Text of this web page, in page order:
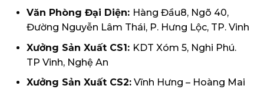
Văn Phòng Đại Diện: Hàng Đầu8, Ngõ 40,
Đường Nguyễn Lâm Thái, P. Hưng Lộc, TP. Vinh
Xưởng Sản Xuất CS1: KDT Xóm 5, Nghi Phú.
TP Vinh, Nghệ An
Xưởng Sản Xuất CS2:Vĩnh Hưng – Hoàng Mai